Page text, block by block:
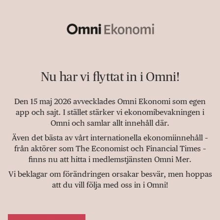
Nu har vi flyttat in i Omni!
Den 15 maj 2026 avvecklades Omni Ekonomi som egen
app och sajt. I stället stärker vi ekonomibevakningen i
Omni och samlar allt innehåll där.
Även det bästa av vårt internationella ekonomiinnehåll –
från aktörer som The Economist och Financial Times –
finns nu att hitta i medlemstjänsten Omni Mer.
Vi beklagar om förändringen orsakar besvär, men hoppas
att du vill följa med oss in i Omni!